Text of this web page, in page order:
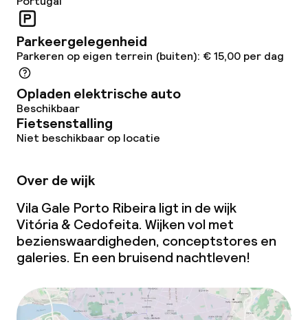
Parkeergelegenheid
Parkeren op eigen terrein (buiten): € 15,00 per dag
Opladen elektrische auto
Beschikbaar
Fietsenstalling
Niet beschikbaar op locatie
Over de wijk
Vila Gale Porto Ribeira ligt in de wijk
Vitória & Cedofeita. Wijken vol met
bezienswaardigheden, conceptstores en
galeries. En een bruisend nachtleven!